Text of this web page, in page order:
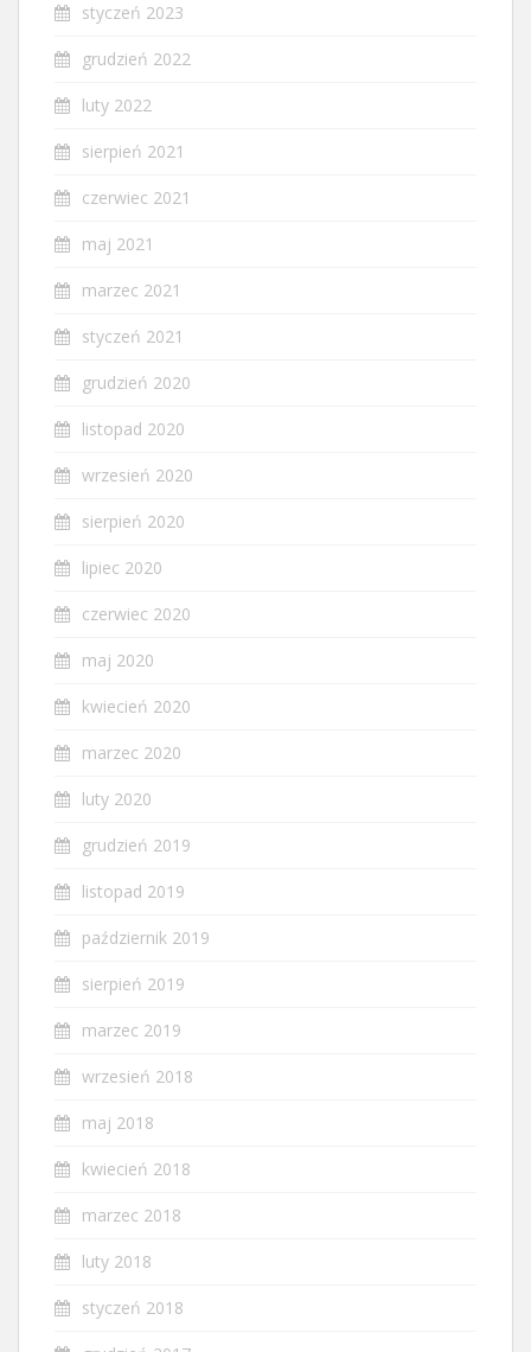
styczeń 2023
grudzień 2022
luty 2022
sierpień 2021
czerwiec 2021
maj 2021
marzec 2021
styczeń 2021
grudzień 2020
listopad 2020
wrzesień 2020
sierpień 2020
lipiec 2020
czerwiec 2020
maj 2020
kwiecień 2020
marzec 2020
luty 2020
grudzień 2019
listopad 2019
październik 2019
sierpień 2019
marzec 2019
wrzesień 2018
maj 2018
kwiecień 2018
marzec 2018
luty 2018
styczeń 2018